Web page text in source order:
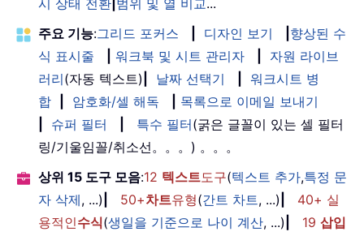
시 상태 전환 범위 및 열 비교...
주요 기능:그리드 포커스 디자인 보기
향상된 수
식 표시줄
워크북 및 시트 관리자
자원 라이브
러리(자동 텍스트) 날짜 선택기
워크시트 병
합
암호화/셀 해독
목록으로 이메일 보내기
슈퍼 필터 특수 필터(굵은 글꼴이 있는 셀 필터
링/기울임꼴/취소선。。。) 。。。
상위 15 도구 모음:12 텍스트도구(텍스트 추가,특정 문
자 삭제, ...) 50+차트유형(간트 차트, ...)
40+ 실
용적인수식(생일을 기준으로 나이 계산, ...) 19 삽입